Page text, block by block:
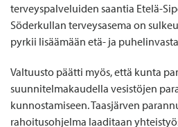
terveyspalveluiden saantia Etelä-
Söderkullan terveysasema on
pyrkii lisäämään etä- ja
Valtuusto päätti myös, että kunta
suunnitelmakaudella vesistöjen
kunnostamiseen. Taasjärven
rahoitusohjelma laaditaan